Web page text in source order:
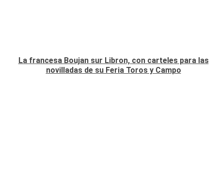
La francesa Boujan sur Libron, con carteles para las
novilladas de su Feria Toros y Campo